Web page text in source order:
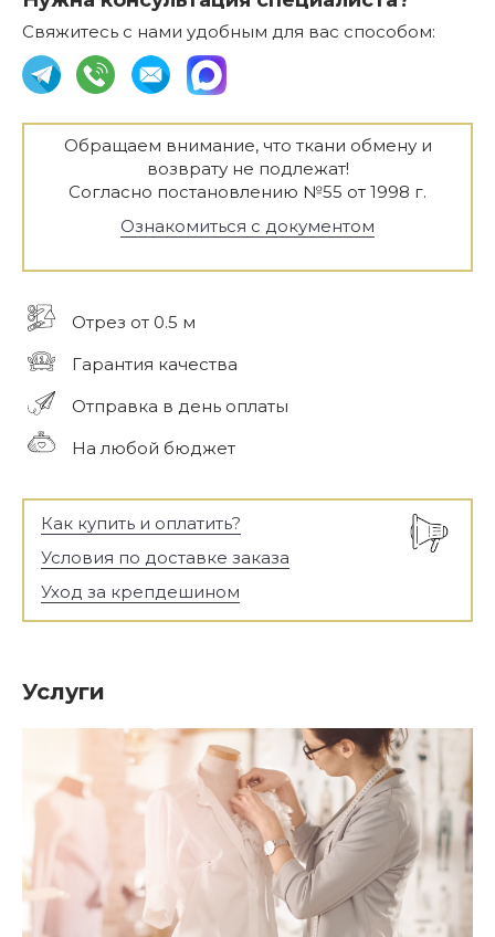
Свяжитесь с нами удобным для вас способом:
Обращаем внимание, что ткани обмену и
возврату не подлежат!
Согласно постановлению №55 от 1998 г.
Ознакомиться с документом
Отрез от 0.5 м
Гарантия качества
Отправка в день оплаты
На любой бюджет
Как купить и оплатить?
Условия по доставке заказа
Уход за крепдешином
Услуги